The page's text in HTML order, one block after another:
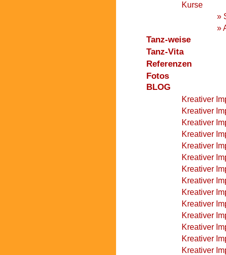
Kurse
»
»
Tanz-weise
Tanz-Vita
Referenzen
Fotos
BLOG
Kreativer
Kreativer
Kreativer
Kreativer
Kreativer
Kreativer
Kreativer
Kreativer
Kreativer
Kreativer
Kreativer
Kreativer
Kreativer
Kreativer